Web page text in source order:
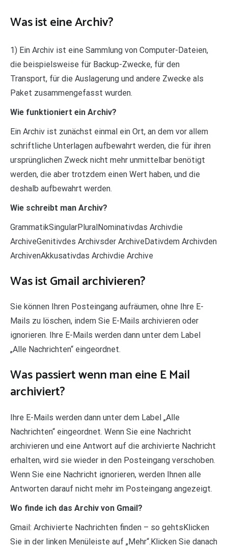
Was ist eine Archiv?
1) Ein Archiv ist eine Sammlung von Computer-Dateien,
die beispielsweise für Backup-Zwecke, für den
Transport, für die Auslagerung und andere Zwecke als
Paket zusammengefasst wurden.
Wie funktioniert ein Archiv?
Ein Archiv ist zunächst einmal ein Ort, an dem vor allem
schriftliche Unterlagen aufbewahrt werden, die für ihren
ursprünglichen Zweck nicht mehr unmittelbar benötigt
werden, die aber trotzdem einen Wert haben, und die
deshalb aufbewahrt werden.
Wie schreibt man Archiv?
GrammatikSingularPluralNominativdas Archivdie
ArchiveGenitivdes Archivsder ArchiveDativdem Archivden
ArchivenAkkusativdas Archivdie Archive
Was ist Gmail archivieren?
Sie können Ihren Posteingang aufräumen, ohne Ihre E-
Mails zu löschen, indem Sie E-Mails archivieren oder
ignorieren. Ihre E-Mails werden dann unter dem Label
„Alle Nachrichten“ eingeordnet.
Was passiert wenn man eine E Mail
archiviert?
Ihre E-Mails werden dann unter dem Label „Alle
Nachrichten“ eingeordnet. Wenn Sie eine Nachricht
archivieren und eine Antwort auf die archivierte Nachricht
erhalten, wird sie wieder in den Posteingang verschoben.
Wenn Sie eine Nachricht ignorieren, werden Ihnen alle
Antworten darauf nicht mehr im Posteingang angezeigt.
Wo finde ich das Archiv von Gmail?
Gmail: Archivierte Nachrichten finden – so gehtsKlicken
Sie in der linken Menüleiste auf „Mehr“.Klicken Sie danach